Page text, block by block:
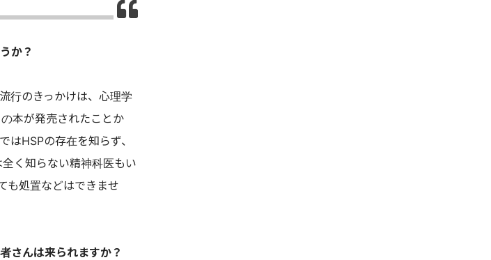
か？
行のきっかけは、心理学
本が発売されたことか
HSPの存在を知らず、
く知らない精神科医もい
も処置などはできませ
さんは来られますか？